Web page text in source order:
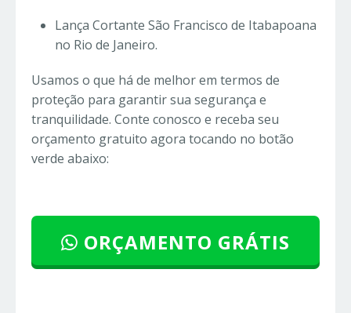
Lança Cortante São Francisco de Itabapoana
no Rio de Janeiro.
Usamos o que há de melhor em termos de
proteção para garantir sua segurança e
tranquilidade. Conte conosco e receba seu
orçamento gratuito agora tocando no botão
verde abaixo:
ORÇAMENTO GRÁTIS